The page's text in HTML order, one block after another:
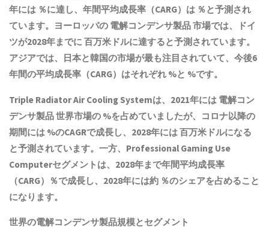
年には ％に達し、年間平均成長率（CARG）は ％と予測され
ています。ヨーロッパの 電解コンデンサ製品市場では、ドイ
ツが2028年までに 百万米ドルに達すると予測されています。
アジアでは、日本と韓国の市場が最も注目されていて、今後6
年間の平均成長率（CARG）はそれぞれ %と %です。
Triple Radiator Air Cooling Systemは、2021年には 電解コン
デンサ製品世界市場の %を占めていましたが、コロナ以降の
期間には %のCAGRで成長し、2028年には 百万米ドルになる
と予測されています。一方、Professional Gaming Use
Computerセグメントは、2028年まで年間平均成長率
（CARG）％で成長し、2028年には約 ％のシェアを占めること
になります。
世界の電解コンデンサ製品規模とセグメント